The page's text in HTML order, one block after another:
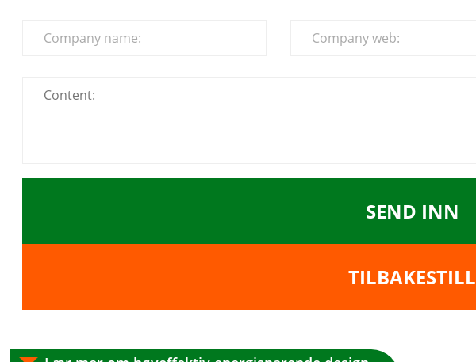
SEND INN
TILBAKESTILL